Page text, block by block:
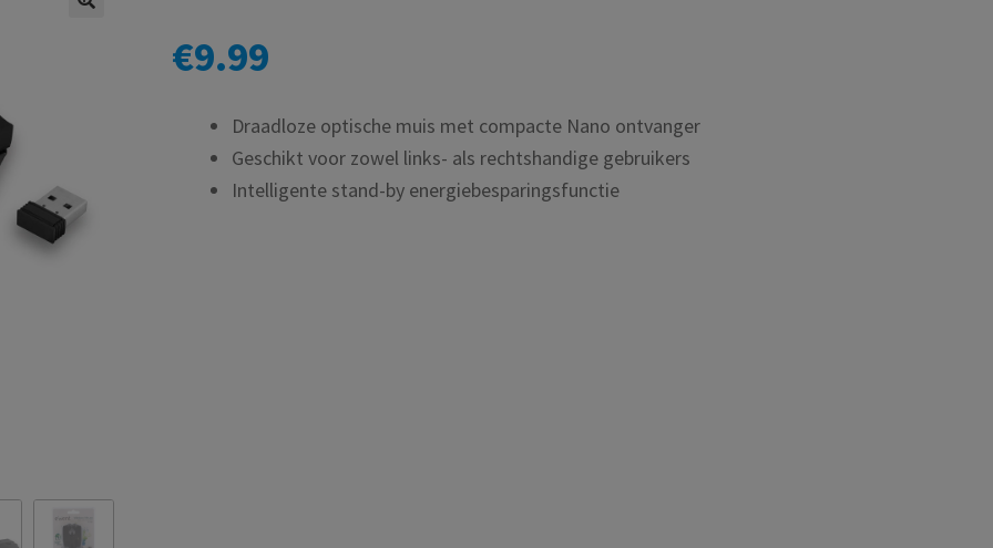
€9.99
Draadloze optische muis met compacte Nano ontvanger
Geschikt voor zowel links- als rechtshandige gebruikers
Intelligente stand-by energiebesparingsfunctie